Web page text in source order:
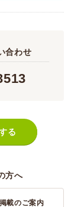
合わせ
る
方へ
載のご案内